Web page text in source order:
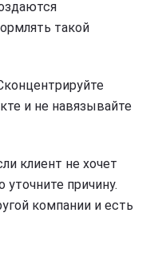
такой
и не навязывайте
клиент не хочет
уточните причину.
компании и есть